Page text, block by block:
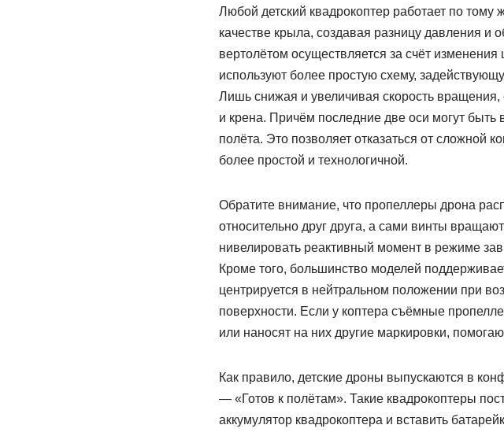
Любой детский квадрокоптер работает по тому
качестве крыла, создавая разницу давления и
вертолётом осуществляется за счёт
используют более простую схему,
Лишь снижая и увеличивая скорость
и крена. Причём последние две оси могут
полёта. Это позволяет отказаться от сложной
более простой и технологичной.
Обратите внимание, что пропеллеры дрона
относительно друг друга, а сами винты
нивелировать реактивный момент в режиме
Кроме того, большинство моделей
центрируется в нейтральном положении при
поверхности. Если у коптера съёмные
или наносят на них другие маркировки,
Как правило, детские дроны выпускаются в
— «Готов к полётам». Такие квадрокоптеры
аккумулятор квадрокоптера и вставить